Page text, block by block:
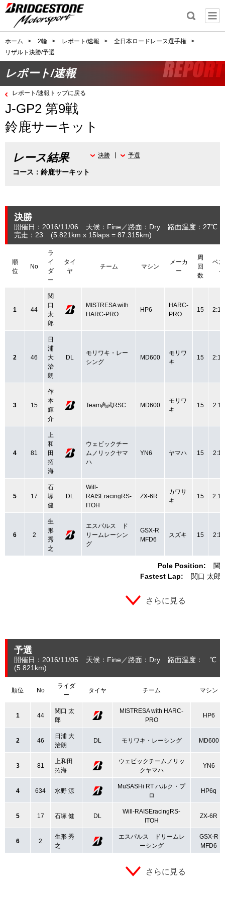
ホーム > 2輪 > レポート/速報 > 全日本ロードレース選手権
>
リザルト決勝/予選
レポート/速報
レポート/速報トップに戻る
J-GP2 第9戦
鈴鹿サーキット
レース結果
コース：鈴鹿サーキット
決勝 予選
決勝
開催日：2016/11/06 天候：Fine 路面：Dry
路面温度：27℃
完走：23
(5.821 km x 15laps = 87.315km)
順
位
No
ラ
イ
ダ
ー
タイ
ヤ
チーム マシン
メーカ
ー
周
回
数
ベ
Pole Position:
関
Fastest Lap:
関口 太郎
1 44
関
口
太
郎
MISTRESA with
HARC-PRO
HP6
HARC-
PRO.
15
2 46
日
浦
大
治
朗
DL
モリワキ・レー
シング
MD600
モリワ
キ
15
3 15
作
本
輝
介
Team高武RSC MD600
モリワ
キ
15
4 81
上
和
田
拓
海
ウェビックチー
ムノリックヤマ
ハ
YN6 ヤマハ 15
5 17
石
塚
健
DL
Will-
RAISEracingRS-
ITOH
ZX-6R
カワサ
キ
15
6 2
生
形
秀
之
エスパルス ド
リームレーシン
グ
GSX-R
MFD6
スズキ 15
さらに見る
予選
開催日：2016/11/05 天候：Fine 路面：Dry
路面温度： ℃
(5.821 km)
順位 No
ライダ
ー
タイヤ チーム マシン
1 44
関口 太
郎
MISTRESA with HARC-
PRO
HP6
2 46
日浦 大
治朗
DL モリワキ・レーシング MD600
3 81
上和田
拓海
ウェビックチームノリッ
クヤマハ
YN6
4 634 水野 涼
MuSASHi RT ハルク・プ
ロ
HP6q
5 17 石塚 健 DL
Will-RAISEracingRS-
ITOH
ZX-6R
6 2
生形 秀
之
エスパルス ドリームレ
ーシング
GSX-R
MFD6
さらに見る